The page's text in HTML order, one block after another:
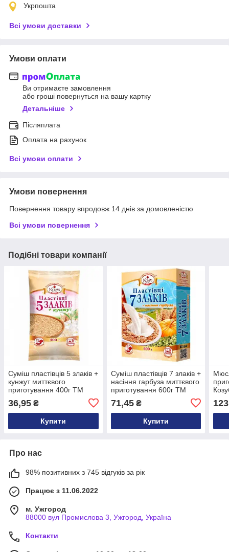
Укрпошта
Всі умови доставки
Умови оплати
Ви отримаєте замовлення
або гроші повернуться на вашу картку
Детальніше
Післяплата
Оплата на рахунок
Всі умови оплати
Умови повернення
Повернення товару впродовж 14 днів за домовленістю
Всі умови повернення
Подібні товари компанії
Суміш пластівців 5 злаків +
кунжут миттєвого
приготування 400г ТМ
36,95 ₴
Купити
Суміш пластівців 7 злаків +
насіння гарбуза миттєвого
приготування 600г ТМ
71,45₴
Купити
Про нас
98% позитивних з 745 відгуків за рік
Працює з 11.06.2022
м. Ужгород
88000 вул Промислова 3, Ужгород, Україна
Контакти